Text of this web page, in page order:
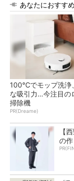
あなたにおすすめ
100℃でモップ洗浄
な吸引力…今注目の
掃除機
PR(Dreame)
【
の